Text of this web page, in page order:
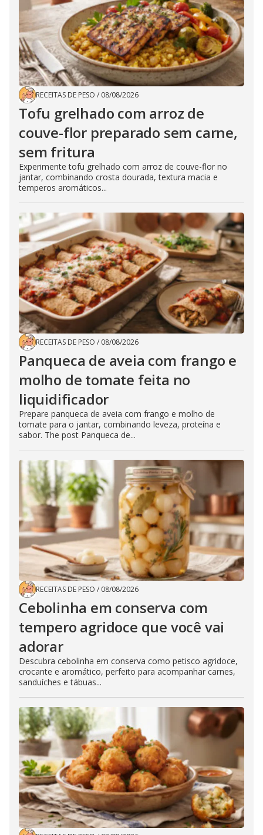
RECEITAS DE PESO / 08/08/2026
Tofu grelhado com arroz de
couve-flor preparado sem carne,
sem fritura
Experimente tofu grelhado com arroz de couve-flor no
jantar, combinando crosta dourada, textura macia e
temperos aromáticos...
RECEITAS DE PESO / 08/08/2026
Panqueca de aveia com frango e
molho de tomate feita no
liquidificador
Prepare panqueca de aveia com frango e molho de
tomate para o jantar, combinando leveza, proteína e
sabor. The post Panqueca de...
RECEITAS DE PESO / 08/08/2026
Cebolinha em conserva com
tempero agridoce que você vai
adorar
Descubra cebolinha em conserva como petisco agridoce,
crocante e aromático, perfeito para acompanhar carnes,
sanduíches e tábuas...